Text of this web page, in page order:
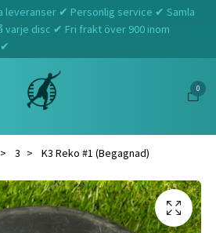
leveranser ✔ Personlig service ✔ Samla
varje disc ✔ Fri frakt över 900 inom
0
3 K3 Reko #1 (Begagnad)